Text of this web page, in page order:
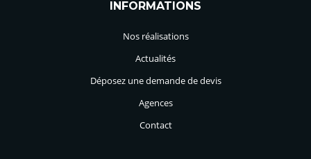
INFORMATIONS
Nos réalisations
Actualités
Déposez une demande de devis
Agences
Contact